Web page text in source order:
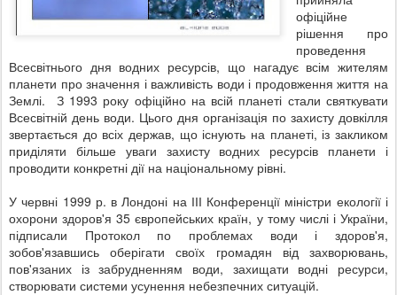
офіційне
рішення про
проведення
Всесвітнього дня водних ресурсів, що нагадує всім жителям
планети про значення і важливість води і продовження життя на
Землі. З 1993 року офіційно на всій планеті стали святкувати
Всесвітній день води. Цього дня організація по захисту довкілля
звертається до всіх держав, що існують на планеті, із закликом
приділяти більше уваги захисту водних ресурсів планети і
проводити конкретні дії на національному рівні.
У червні 1999 р. в Лондоні на ІІІ Конференції міністри екології і
охорони здоров'я 35 європейських країн, у тому числі і України,
підписали Протокол по проблемах води і здоров'я,
зобов'язавшись оберігати своїх громадян від захворювань,
пов'язаних із забрудненням води, захищати водні ресурси,
створювати системи усунення небезпечних ситуацій.